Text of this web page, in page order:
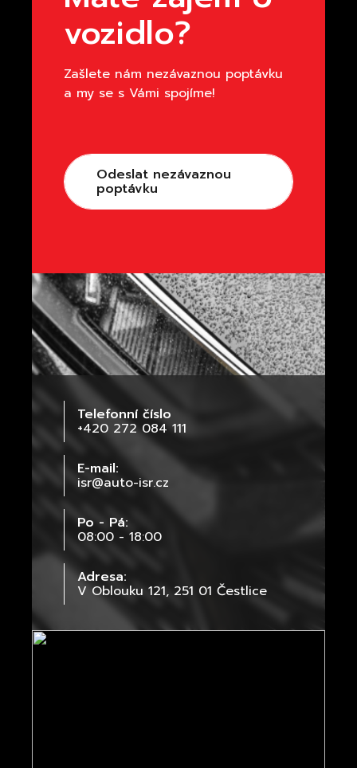
Telefonní číslo
+420 272 084 111
E-mail:
isr@auto-isr.cz
Po - Pá:
08:00 - 18:00
Adresa:
V Oblouku 121, 251 01 Čestlice
vozidlo?
Zašlete nám nezávaznou poptávku
a my se s Vámi spojíme!
Odeslat nezávaznou
poptávku